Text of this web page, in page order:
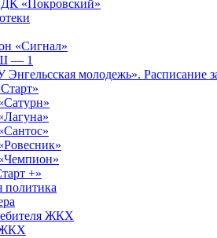
«Покровский»
«Сигнал»
— 1
молодежь». Расписание
+»
политика
ЖКХ
ЖКХ